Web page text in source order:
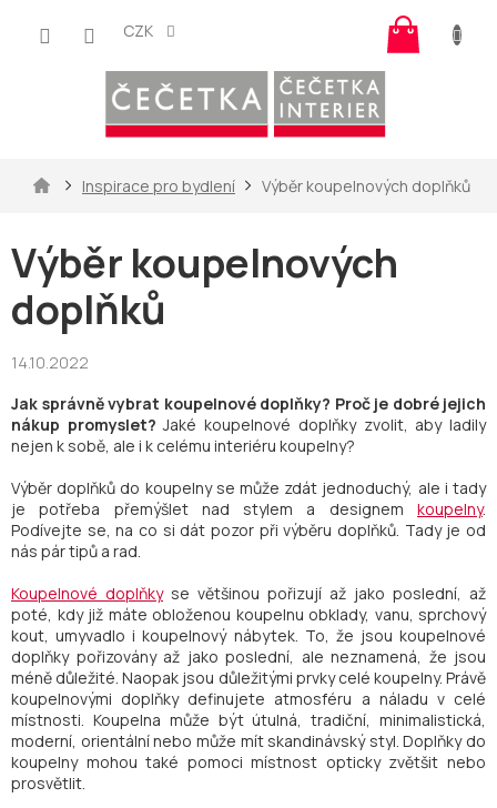
CZK
košík
DomůInspirace pro bydlení Výběr koupelnových doplňků
Výběr koupelnových
doplňků
14.10.2022
Jak správně vybrat koupelnové doplňky? Proč je dobré jejich
nákup promyslet? Jaké koupelnové doplňky zvolit, aby ladily
nejen k sobě, ale i k celému interiéru koupelny?
Výběr doplňků do koupelny se může zdát jednoduchý, ale i tady
je potřeba přemýšlet nad stylem a designem koupelny.
Podívejte se, na co si dát pozor při výběru doplňků. Tady je od
nás pár tipů a rad.
Koupelnové doplňkyse většinou pořizují až jako poslední, až
poté, kdy již máte obloženou koupelnu obklady, vanu, sprchový
kout, umyvadlo i koupelnový nábytek. To, že jsou koupelnové
doplňky pořizovány až jako poslední, ale neznamená, že jsou
méně důležité. Naopak jsou důležitými prvky celé koupelny. Právě
koupelnovými doplňky definujete atmosféru a náladu v celé
místnosti. Koupelna může být útulná, tradiční, minimalistická,
moderní, orientální nebo může mít skandinávský styl. Doplňky do
koupelny mohou také pomoci místnost opticky zvětšit nebo
prosvětlit.